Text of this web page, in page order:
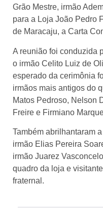
Grão Mestre, irmão
para a Loja João Pedro
de Maracaju, a Carta
A reunião foi conduzida
o irmão Celito Luiz de
esperado da cerimônia
irmãos mais antigos do
Matos Pedroso, Nelson
Freire e Firmiano
Também abrilhantaram
irmão Elias Pereira
irmão Juarez
quadro da loja e
fraternal.